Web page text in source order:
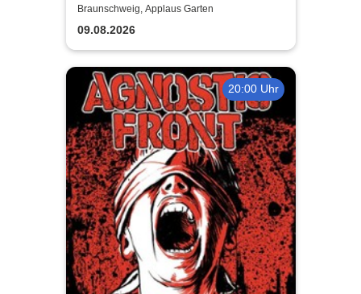
Braunschweig, Applaus Garten
09.08.2026
20:00 Uhr